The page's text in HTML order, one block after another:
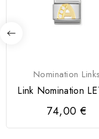
Nomination Links
Link Nomination
A
74,00 €